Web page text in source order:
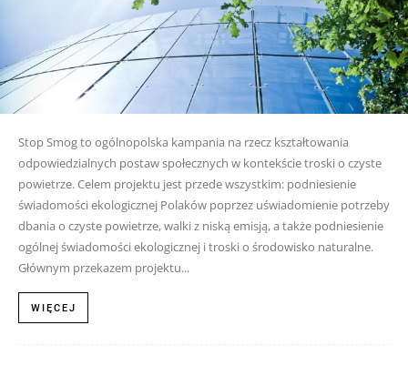
Stop Smog to ogólnopolska kampania na rzecz kształtowania
odpowiedzialnych postaw społecznych w kontekście troski o czyste
powietrze. Celem projektu jest przede wszystkim: podniesienie
świadomości ekologicznej Polaków poprzez uświadomienie potrzeby
dbania o czyste powietrze, walki z niską emisją, a także podniesienie
ogólnej świadomości ekologicznej i troski o środowisko naturalne.
Głównym przekazem projektu...
WIĘCEJ